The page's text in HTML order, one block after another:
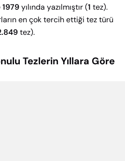
1979yılında yazılmıştır (1 tez).
en çok tercih ettiği tez türü
tez).
Tezlerin Yıllara Göre